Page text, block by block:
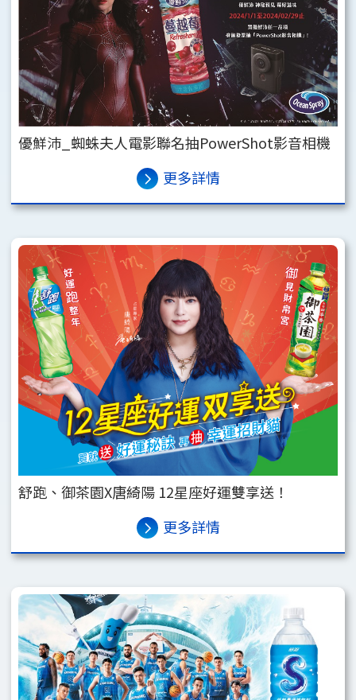
優鮮沛_蜘蛛夫人電影聯名抽PowerShot影音相機
更多詳情
舒跑、御茶園X唐綺陽 12星座好運雙享送！
更多詳情